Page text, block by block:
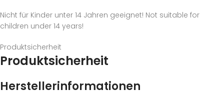
Nicht für Kinder unter 14 Jahren geeignet! Not suitable for
children under 14 years!
Produktsicherheit
Produktsicherheit
Herstellerinformationen